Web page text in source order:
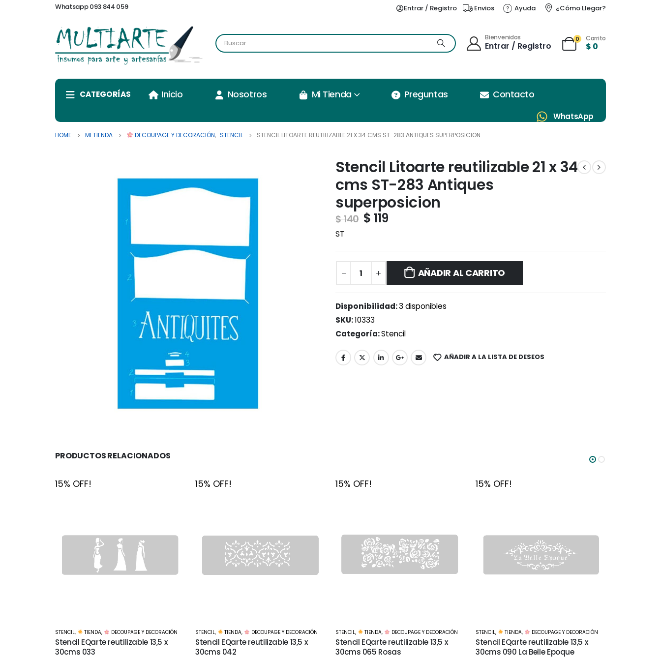
Whatsapp 093 844 059 Entrar / Registro Envios Ayuda ¿Cómo Llegar?
Bienvenidos
Entrar / Registro
0 Carrito
$ 0
CATEGORÍAS Inicio Nosotros Mi Tienda Preguntas Contacto
WhatsApp
HOME MI TIENDA DECOUPAGE Y DECORACIÓN, STENCIL STENCIL LITOARTE REUTILIZABLE 21 X 34 CMS ST-283 ANTIQUES SUPERPOSICION
Stencil Litoarte reutilizable 21 x 34
cms ST-283 Antiques
superposicion
$140 $ 119
ST
AÑADIR AL CARRITO
Disponibilidad:3 disponibles
SKU:10333
Categoría:Stencil
AÑADIR A LA LISTA DE DESEOS
PRODUCTOS RELACIONADOS
15% OFF!
STENCIL, TIENDA, DECOUPAGE Y DECORACIÓN
Stencil EQarte reutilizable 13,5 x
30cms 042
15% OFF!
STENCIL, TIENDA, DECOUPAGE Y DECORACIÓN
Stencil EQarte reutilizable 13,5 x
30cms 065 Rosas
15% OFF!
STENCIL, TIENDA, DECOUPAGE Y DECORACIÓN
Stencil EQarte reutilizable 13,5 x
30cms 090 La Belle Epoque
15% OFF!
STENCIL, TIENDA, DECOUPAGE Y DECORACIÓN
Stencil EQarte reutilizable 15 x
15cms 901 Pajarito